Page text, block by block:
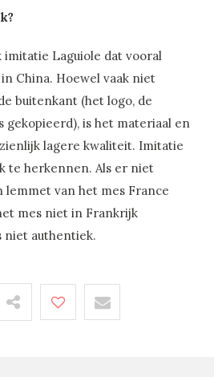
imitatie Laguiole dat vooral
China. Hoewel vaak niet
buitenkant (het logo, de
gekopieerd), is het materiaal en
lagere kwaliteit. Imitatie
te herkennen. Als er niet
lemmet van het mes France
mes niet in Frankrijk
niet authentiek.